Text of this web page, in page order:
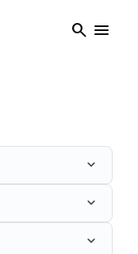
search menu
keyboard_arrow_down
keyboard_arrow_down
keyboard_arrow_down